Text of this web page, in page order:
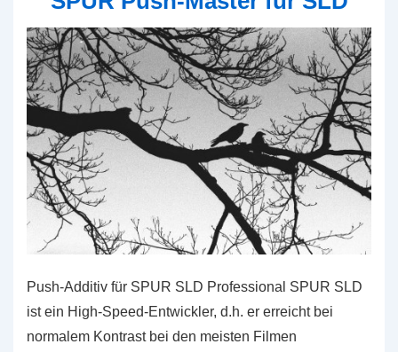
@
ISO
1600/33°
Push-Additiv für SPUR SLD Professional SPUR SLD
ist ein High-Speed-Entwickler, d.h. er erreicht bei
normalem Kontrast bei den meisten Filmen